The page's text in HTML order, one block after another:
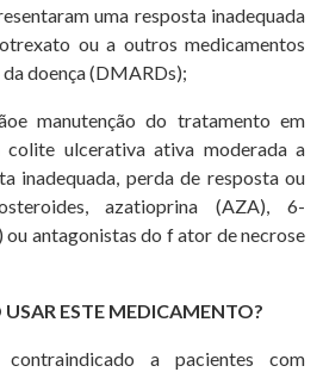
uma resposta inadequada
ou a outros medicamentos
doença (DMARDs);
manutenção do tratamento em
colite ulcerativa ativa moderada a
inadequada, perda de resposta ou
azatioprina (AZA), 6-
antagonistas do f ator de necrose
ESTE MEDICAMENTO?
a pacientes com